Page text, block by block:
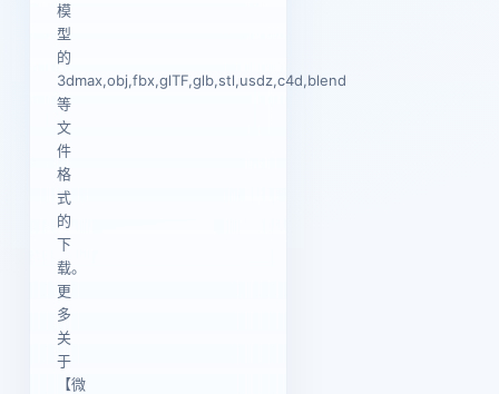
模
型
的
3dmax,obj,fbx,glTF,glb,stl,usdz,c4d,blend
等
文
件
格
式
的
下
载。
更
多
关
于
【微